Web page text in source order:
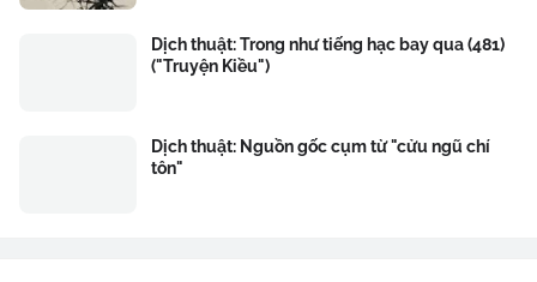
Dịch thuật: Trong như tiếng hạc bay qua (481)
("Truyện Kiều")
Dịch thuật: Nguồn gốc cụm từ "cửu ngũ chí
tôn"